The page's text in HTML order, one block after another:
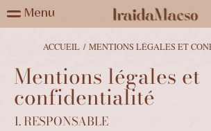
Menu
ACCUEIL / MENTIONS LÉGALES ET
Mentions légales et
confidentialité
1. RESPONSABLE